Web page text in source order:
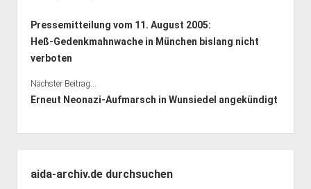
Pressemitteilung vom 11. August 2005:
Heß-Gedenkmahnwache in München bislang nicht
verboten
Nächster Beitrag...
Erneut Neonazi-Aufmarsch in Wunsiedel angekündigt
aida-archiv.de durchsuchen